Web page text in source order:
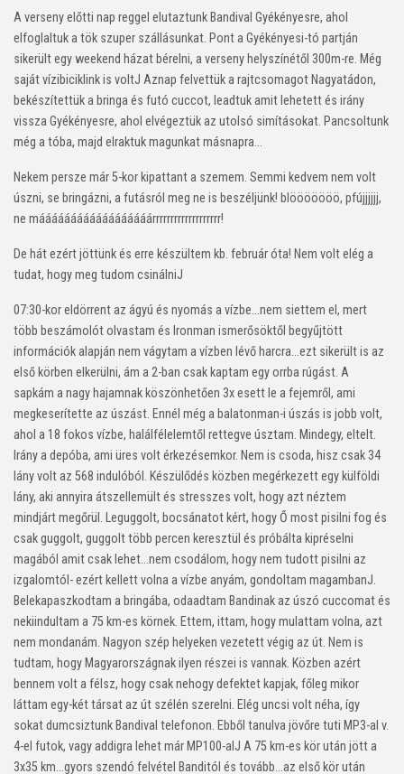
A verseny előtti nap reggel elutaztunk Bandival Gyékényesre, ahol
elfoglaltuk a tök szuper szállásunkat. Pont a Gyékényesi-tó partján
sikerült egy weekend házat bérelni, a verseny helyszínétől 300m-re. Még
saját vízibiciklink is voltJ Aznap felvettük a rajtcsomagot Nagyatádon,
bekészítettük a bringa és futó cuccot, leadtuk amit lehetett és irány
vissza Gyékényesre, ahol elvégeztük az utolsó simításokat. Pancsoltunk
még a tóba, majd elraktuk magunkat másnapra…
Nekem persze már 5-kor kipattant a szemem. Semmi kedvem nem volt
úszni, se bringázni, a futásról meg ne is beszéljünk! blööööööö, pfújjjjjj,
ne máááááááááááááááááárrrrrrrrrrrrrrrrrrr!
De hát ezért jöttünk és erre készültem kb. február óta! Nem volt elég a
tudat, hogy meg tudom csinálniJ
07:30-kor eldörrent az ágyú és nyomás a vízbe…nem siettem el, mert
több beszámolót olvastam és Ironman ismerősöktől begyűjtött
információk alapján nem vágytam a vízben lévő harcra…ezt sikerült is az
első körben elkerülni, ám a 2-ban csak kaptam egy orrba rúgást. A
sapkám a nagy hajamnak köszönhetően 3x esett le a fejemről, ami
megkeserítette az úszást. Ennél még a balatonman-i úszás is jobb volt,
ahol a 18 fokos vízbe, halálfélelemtől rettegve úsztam. Mindegy, eltelt.
Irány a depóba, ami üres volt érkezésemkor. Nem is csoda, hisz csak 34
lány volt az 568 indulóból. Készülődés közben megérkezett egy külföldi
lány, aki annyira átszellemült és stresszes volt, hogy azt néztem
mindjárt megőrül. Leguggolt, bocsánatot kért, hogy Ő most pisilni fog és
csak guggolt, guggolt több percen keresztül és próbálta kipréselni
magából amit csak lehet…nem csodálom, hogy nem tudott pisilni az
izgalomtól- ezért kellett volna a vízbe anyám, gondoltam magambanJ.
Belekapaszkodtam a bringába, odaadtam Bandinak az úszó cuccomat és
nekiindultam a 75 km-es körnek. Ettem, ittam, hogy mulattam volna, azt
nem mondanám. Nagyon szép helyeken vezetett végig az út. Nem is
tudtam, hogy Magyarországnak ilyen részei is vannak. Közben azért
bennem volt a félsz, hogy csak nehogy defektet kapjak, főleg mikor
láttam egy-két társat az út szélén szerelni. Elég uncsi volt néha, így
sokat dumcsiztunk Bandival telefonon. Ebből tanulva jövőre tuti MP3-al v.
4-el futok, vagy addigra lehet már MP100-alJ A 75 km-es kör után jött a
3x35 km…gyors szendó felvétel Banditól és tovább…az első kör után